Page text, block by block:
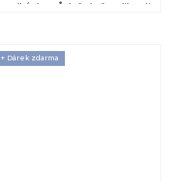
velkých psů (včetně velikosti
+ Dárek zdarma